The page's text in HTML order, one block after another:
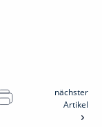
nächster
Artikel